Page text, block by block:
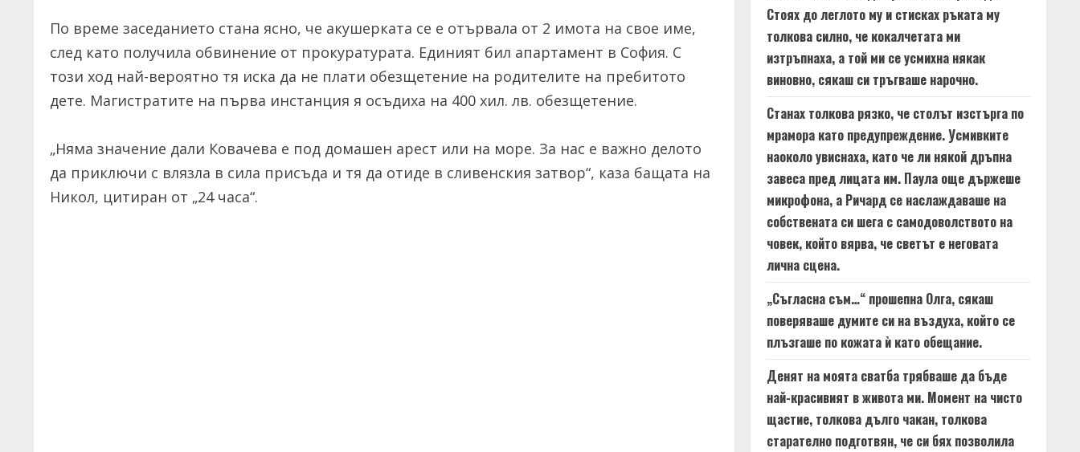
По време заседанието стана ясно, че акушерката се е отървала от 2 имота на свое име,
след като получила обвинение от прокуратурата. Единият бил апартамент в София. С
този ход най-вероятно тя иска да не плати обезщетение на родителите на пребитото
дете. Магистратите на първа инстанция я осъдиха на 400 хил. лв. обезщетение.
„Няма значение дали Ковачева е под домашен арест или на море. За нас е важно делото
да приключи с влязла в сила присъда и тя да отиде в сливенския затвор“, каза бащата на
Никол, цитиран от „24 часа“.
Стоях до леглото му и стисках ръката му
толкова силно, че кокалчетата ми
изтръпнаха, а той ми се усмихна някак
виновно, сякаш си тръгваше нарочно.
Станах толкова рязко, че столът изстърга по
мрамора като предупреждение. Усмивките
наоколо увиснаха, като че ли някой дръпна
завеса пред лицата им. Паула още държеше
микрофона, а Ричард се наслаждаваше на
собствената си шега с самодоволството на
човек, който вярва, че светът е неговата
лична сцена.
„Съгласна съм…“ прошепна Олга, сякаш
поверяваше думите си на въздуха, който се
плъзгаше по кожата ѝ като обещание.
Денят на моята сватба трябваше да бъде
най-красивият в живота ми. Момент на чисто
щастие, толкова дълго чакан, толкова
старателно подготвян, че си бях позволила